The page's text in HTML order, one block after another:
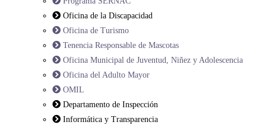
Oficina de la Discapacidad
Oficina de Turismo
Tenencia Responsable de Mascotas
Oficina Municipal de Juventud, Niñez y Adolescencia
Oficina del Adulto Mayor
OMIL
Departamento de Inspección
Informática y Transparencia